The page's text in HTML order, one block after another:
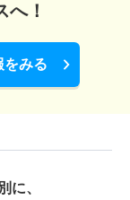
へ！
をみる
に、